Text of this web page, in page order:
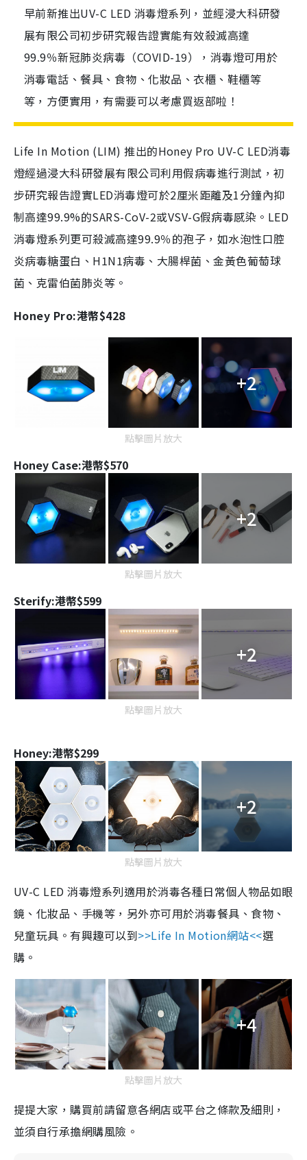
早前新推出UV-C LED 消毒燈系列，並經浸大科研發
展有限公司初步研究報告證實能有效殺滅高達
99.9％新冠肺炎病毒（COVID-19），消毒燈可用於
消毒電話、餐具、食物、化妝品、衣櫃、鞋櫃等
等，方便實用，有需要可以考慮買返部啦！
Life In Motion (LIM) 推出的Honey Pro UV-C LED消毒
燈經過浸大科研發展有限公司利用假病毒進行測試，初
步研究報告證實LED消毒燈可於2厘米距離及1分鐘內抑
制高達99.9%的SARS-CoV-2或VSV-G假病毒感染。LED
消毒燈系列更可殺滅高達99.9％的孢子，如水泡性口腔
炎病毒糖蛋白、H1N1病毒、大腸桿菌、金黃色葡萄球
菌、克雷伯菌肺炎等。
Honey Pro:港幣$428
+2
點擊圖片放大
Honey Case:港幣$570
+2
點擊圖片放大
Sterify:港幣$599
+2
點擊圖片放大
Honey:港幣$299
+2
點擊圖片放大
UV-C LED 消毒燈系列適用於消毒各種日常個人物品如眼
鏡、化妝品、手機等，另外亦可用於消毒餐具、食物、
兒童玩具。有興趣可以到>>Life In Motion網站<<選
購。
+4
點擊圖片放大
提提大家，購買前請留意各網店或平台之條款及細則，
並須自行承擔網購風險。